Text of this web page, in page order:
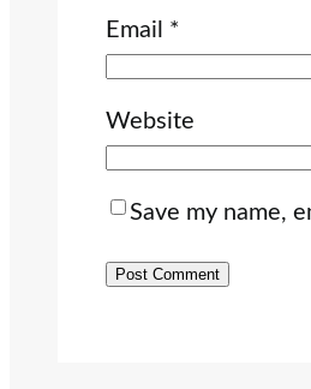
Email *
Website
Save my name,